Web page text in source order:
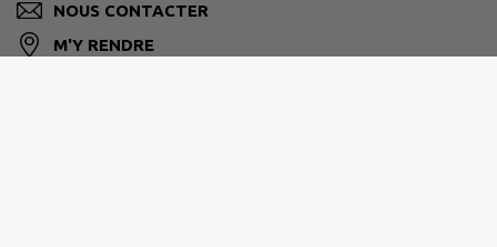
NOUS CONTACTER
M'Y RENDRE